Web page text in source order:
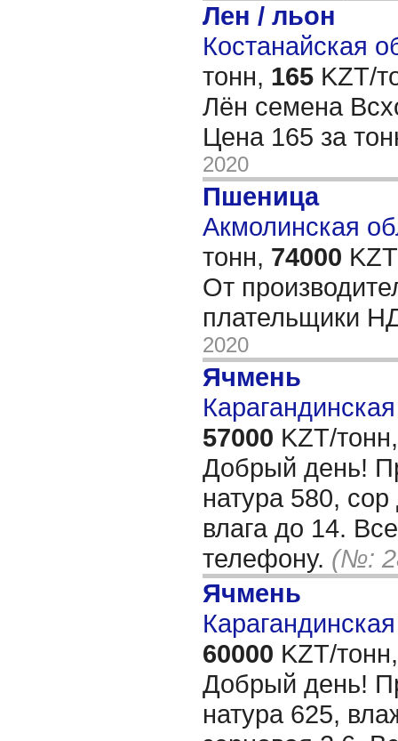
Лен / льон
Костанайская
тонн, 165 KZT/
Лён семена
Цена 165 за
2020
Пшеница
Акмолинская
тонн, 74000
От
плательщики
2020
Ячмень
57000 KZT/тонн,
Добрый день!
натура 580,
влага до 14.
телефону. (№:
Ячмень
60000 KZT/тонн,
Добрый день!
натура 625,